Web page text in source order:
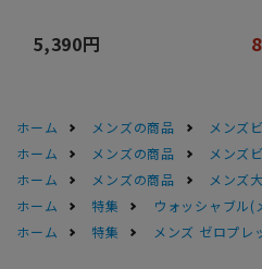
5,390円
ホーム メンズの商品 メンズ
ホーム
メンズの商品 メンズ
ホーム
メンズの商品 メンズ
ホーム
特集 ウォッシャブル(
ホーム
特集 メンズ ゼロプレ